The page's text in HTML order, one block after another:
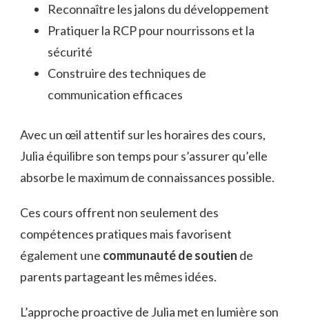
Reconnaître les jalons du développement
Pratiquer la RCP pour nourrissons et la
sécurité
Construire des techniques de
communication efficaces
Avec un œil attentif sur les horaires des cours,
Julia équilibre son temps pour s’assurer qu’elle
absorbe le maximum de connaissances possible.
Ces cours offrent non seulement des
compétences pratiques mais favorisent
également une communauté de soutien de
parents partageant les mêmes idées.
L’approche proactive de Julia met en lumière son